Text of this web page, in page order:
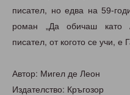
писател, но едва на 59-
роман „Да обичаш като
писател, от когото се учи, е
Автор: Мигел де Леон
Издателство: Кръгозор